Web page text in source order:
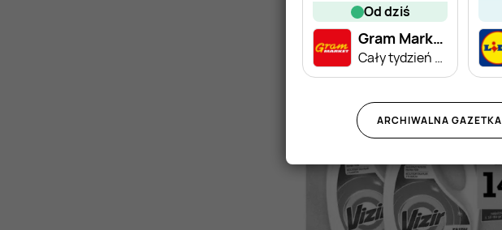
od dziś
Gram Market
Cały tydzień niskie ceny
ARCHIWALNA GAZETKA